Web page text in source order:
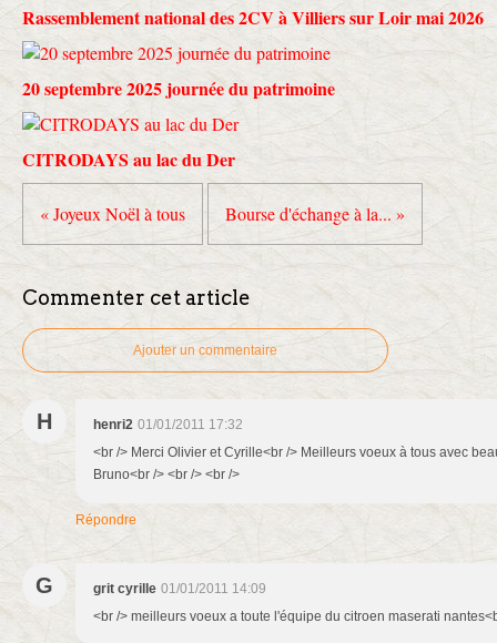
Rassemblement national des 2CV à Villiers sur Loir mai 2026
20 septembre 2025 journée du patrimoine
CITRODAYS au lac du Der
« Joyeux Noël à tous Bourse d'échange à la... »
Commenter cet article
Ajouter un commentaire
H henri2 01/01/2011 17:32
<br /> Merci Olivier et Cyrille<br /> Meilleurs voeux à tous avec
Bruno<br /> <br /> <br />
Répondre
G grit cyrille 01/01/2011 14:09
<br /> meilleurs voeux a toute l'équipe du citroen maserati